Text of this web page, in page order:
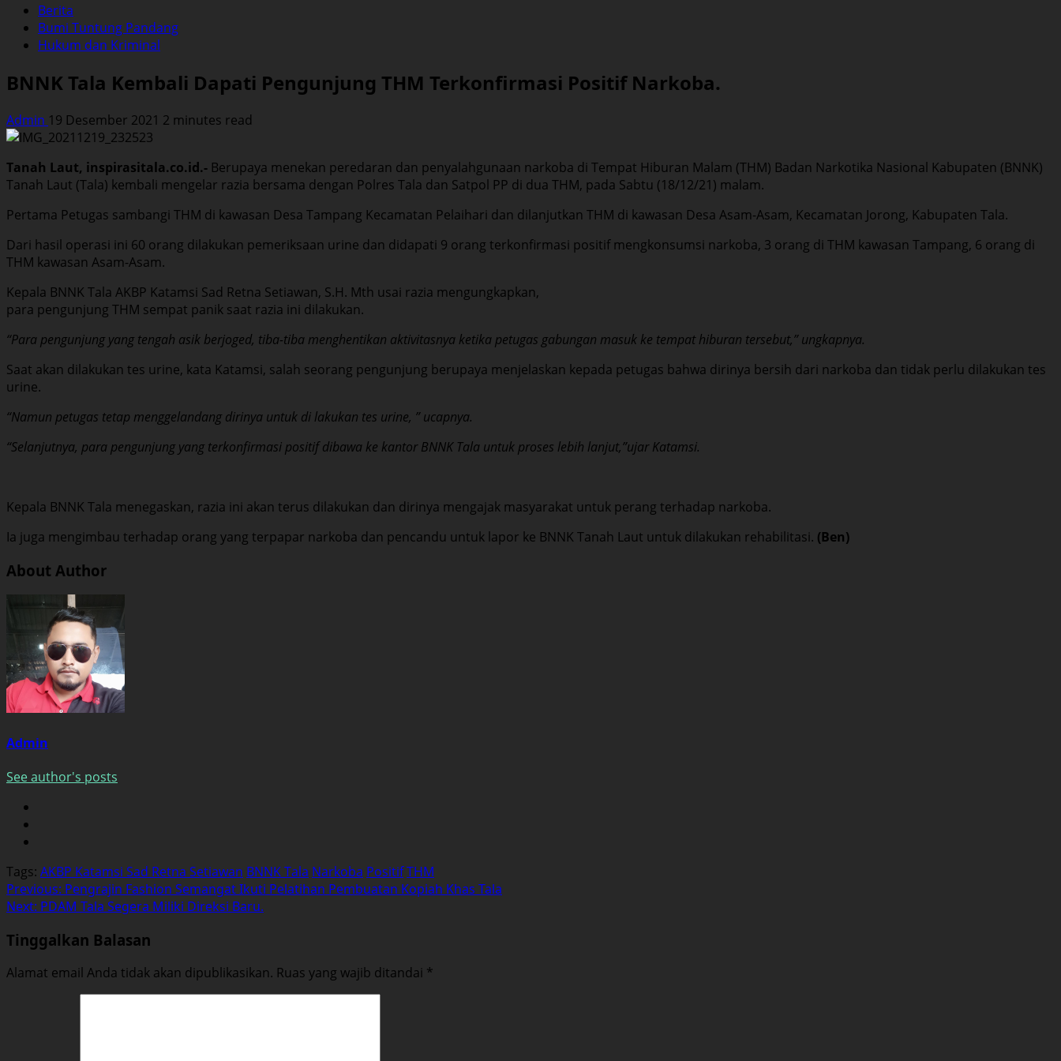
Berita
Bumi Tuntung Pandang
Hukum dan Kriminal
BNNK Tala Kembali Dapati Pengunjung THM Terkonfirmasi Positif Narkoba.
Admin 19 Desember 2021 2 minutes read
Tanah Laut, inspirasitala.co.id.- Berupaya menekan peredaran dan penyalahgunaan narkoba di Tempat Hiburan Malam (THM) Badan Narkotika Nasional Kabupaten (BNNK)
Tanah Laut (Tala) kembali mengelar razia bersama dengan Polres Tala dan Satpol PP di dua THM, pada Sabtu (18/12/21) malam.
Pertama Petugas sambangi THM di kawasan Desa Tampang Kecamatan Pelaihari dan dilanjutkan THM di kawasan Desa Asam-Asam, Kecamatan Jorong, Kabupaten Tala.
Dari hasil operasi ini 60 orang dilakukan pemeriksaan urine dan didapati 9 orang terkonfirmasi positif mengkonsumsi narkoba, 3 orang di THM kawasan Tampang, 6 orang di
THM kawasan Asam-Asam.
Kepala BNNK Tala AKBP Katamsi Sad Retna Setiawan, S.H. Mth usai razia mengungkapkan,
para pengunjung THM sempat panik saat razia ini dilakukan.
“Para pengunjung yang tengah asik berjoged, tiba-tiba menghentikan aktivitasnya ketika petugas gabungan masuk ke tempat hiburan tersebut,” ungkapnya.
Saat akan dilakukan tes urine, kata Katamsi, salah seorang pengunjung berupaya menjelaskan kepada petugas bahwa dirinya bersih dari narkoba dan tidak perlu dilakukan tes
urine.
“Namun petugas tetap menggelandang dirinya untuk di lakukan tes urine, ” ucapnya.
“Selanjutnya, para pengunjung yang terkonfirmasi positif dibawa ke kantor BNNK Tala untuk proses lebih lanjut,”ujar Katamsi.
Kepala BNNK Tala menegaskan, razia ini akan terus dilakukan dan dirinya mengajak masyarakat untuk perang terhadap narkoba.
Ia juga mengimbau terhadap orang yang terpapar narkoba dan pencandu untuk lapor ke BNNK Tanah Laut untuk dilakukan rehabilitasi. (Ben)
About Author
Admin
See author's posts
Tags: AKBP Katamsi Sad Retna Setiawan BNNK Tala Narkoba PositifTHM
Post
navigation
Previous: Pengrajin Fashion Semangat Ikuti Pelatihan Pembuatan Kopiah Khas Tala
Next: PDAM Tala Segera Miliki Direksi Baru.
Tinggalkan Balasan
Alamat email Anda tidak akan dipublikasikan. Ruas yang wajib ditandai *